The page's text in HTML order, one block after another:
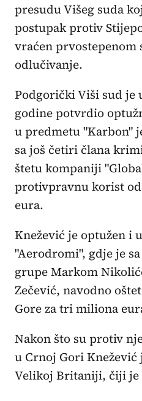
presudu Višeg suda
postupak protiv
vraćen prvostepenom
odlučivanje.
Podgorički Viši sud je
godine potvrdio
u predmetu "Karbon"
sa još četiri člana
štetu kompaniji
protivpravnu korist
eura.
Knežević je optužen i
"Aerodromi", gdje je
grupe Markom
Zečević, navodno
Gore za tri miliona
Nakon što su protiv
u Crnoj Gori Knežević
Velikoj Britaniji, čiji je